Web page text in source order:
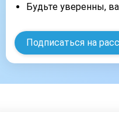
Будьте уверенны,
Подписаться на